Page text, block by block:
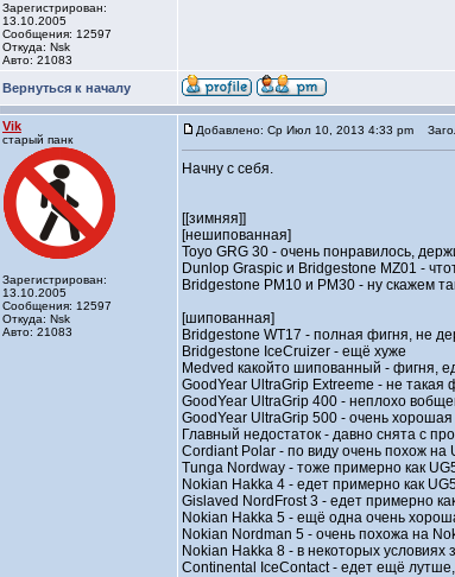
Зарегистрирован:
13.10.2005
Сообщения: 12597
Откуда: Nsk
Авто: 21083
Вернуться к началу
Vik
старый панк
Зарегистрирован:
13.10.2005
Сообщения: 12597
Откуда: Nsk
Авто: 21083
Добавлено: Ср Июл 10, 2013 4:33 pm
Начну с себя.
[[зимняя]]
[нешипованная]
Toyo GRG 30 - очень понравилось,
Dunlop Graspic и Bridgestone MZ01 -
Bridgestone PM10 и PM30 - ну скажем
[шипованная]
Bridgestone WT17 - полная фигня, не
Bridgestone IceCruizer - ещё хуже
Medved какойто шипованный - фигня,
GoodYear UltraGrip Extreeme - не такая
GoodYear UltraGrip 400 - неплохо
GoodYear UltraGrip 500 - очень
Главный недостаток - давно снята с
Cordiant Polar - по виду очень похож на
Tunga Nordway - тоже примерно как
Nokian Hakka 4 - едет примерно как
Gislaved NordFrost 3 - едет примерно
Nokian Hakka 5 - ещё одна очень
Nokian Nordman 5 - очень похожа на
Nokian Hakka 8 - в некоторых
Continental IceContact - едет ещё